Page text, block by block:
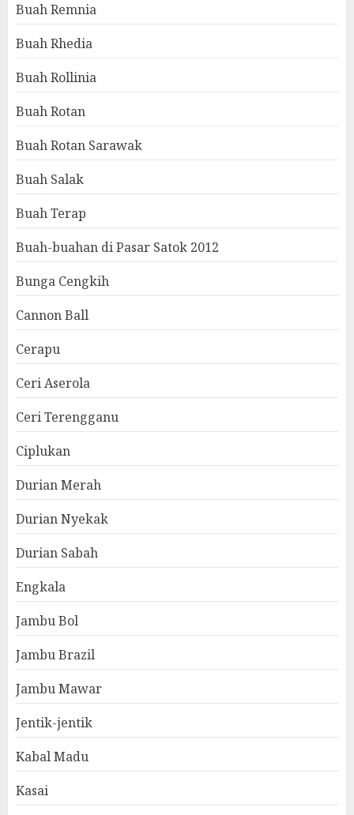
Buah Remnia
Buah Rhedia
Buah Rollinia
Buah Rotan
Buah Rotan Sarawak
Buah Salak
Buah Terap
Buah-buahan di Pasar Satok 2012
Bunga Cengkih
Cannon Ball
Cerapu
Ceri Aserola
Ceri Terengganu
Ciplukan
Durian Merah
Durian Nyekak
Durian Sabah
Engkala
Jambu Bol
Jambu Brazil
Jambu Mawar
Jentik-jentik
Kabal Madu
Kasai